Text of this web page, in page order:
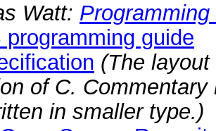
Watt:
programming guide
(The
of C.
in smaller type.)